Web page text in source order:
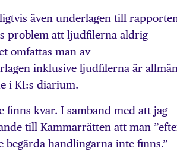
även underlagen till
problem att ljudfilerna aldrig
omfattas man av
inklusive ljudfilerna är allmän
i KI:s diarium.
kvar. I samband med att jag
till Kammarrätten att man
begärda handlingarna inte finns.”